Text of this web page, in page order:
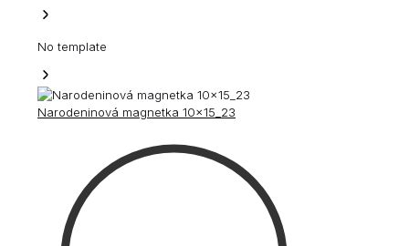
No template
Narodeninová magnetka 10x15_23